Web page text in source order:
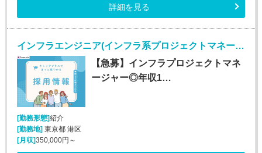
詳細を見る
インフラエンジニア(インフラ系プロジェクトマネージャー/正社員)
【急募】インフラプロジェクトマネ
ージャー◎年収1…
[勤務形態]紹介
[勤務地]東京都 港区
[月収]350,000円～